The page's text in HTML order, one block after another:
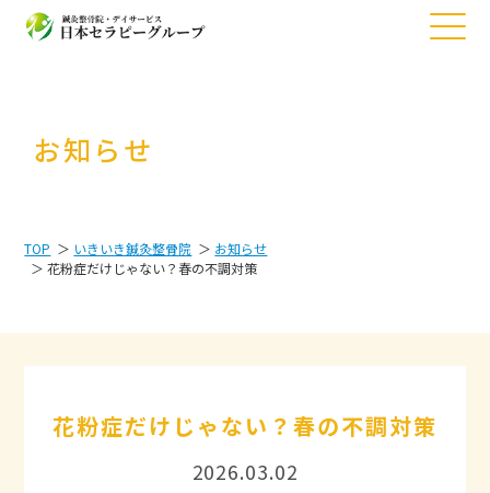
お知らせ
TOP いきいき鍼灸整骨院
お知らせ
花粉症だけじゃない？春の不調対策
花粉症だけじゃない？春の不調対策
2026.03.02